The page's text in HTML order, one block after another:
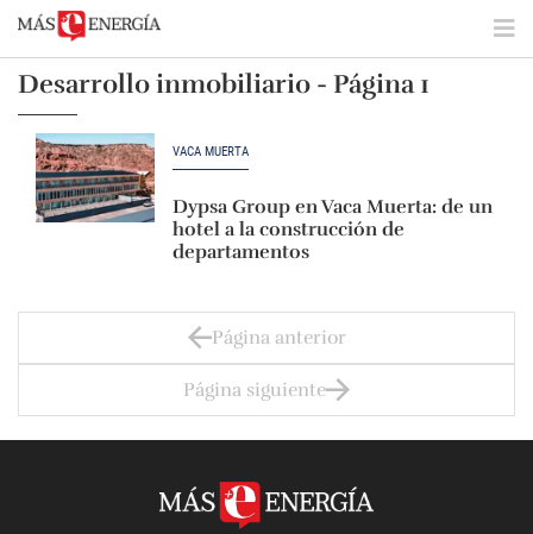
Desarrollo inmobiliario - Página 1
VACA MUERTA
Dypsa Group en Vaca Muerta: de un
hotel a la construcción de
departamentos
Página anterior
Página siguiente